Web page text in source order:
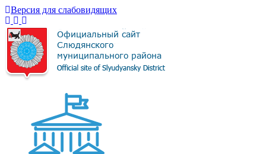
Версия для слабовидящих